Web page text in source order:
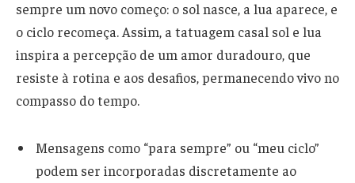
sempre um novo começo: o sol nasce, a lua aparece, e
o ciclo recomeça. Assim, a tatuagem casal sol e lua
inspira a percepção de um amor duradouro, que
resiste à rotina e aos desafios, permanecendo vivo no
compasso do tempo.
Mensagens como “para sempre” ou “meu ciclo”
podem ser incorporadas discretamente ao